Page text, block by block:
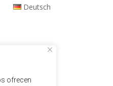
ofrecen
Deutsch